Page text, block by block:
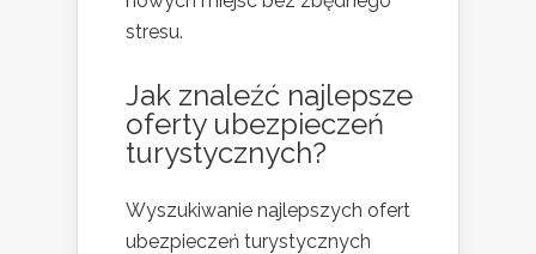
stresu.
Jak znaleźć najlepsze
oferty ubezpieczeń
turystycznych?
Wyszukiwanie najlepszych ofert
ubezpieczeń turystycznych